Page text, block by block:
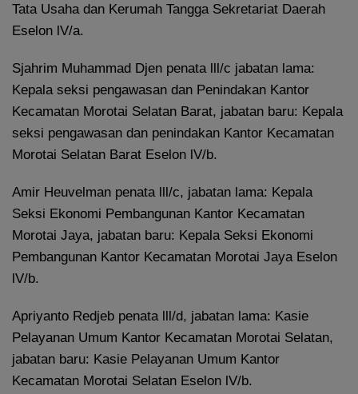
Tata Usaha dan Kerumah Tangga Sekretariat Daerah
Eselon lV/a.
Sjahrim Muhammad Djen penata lll/c jabatan lama:
Kepala seksi pengawasan dan Penindakan Kantor
Kecamatan Morotai Selatan Barat, jabatan baru: Kepala
seksi pengawasan dan penindakan Kantor Kecamatan
Morotai Selatan Barat Eselon lV/b.
Amir Heuvelman penata lll/c, jabatan lama: Kepala
Seksi Ekonomi Pembangunan Kantor Kecamatan
Morotai Jaya, jabatan baru: Kepala Seksi Ekonomi
Pembangunan Kantor Kecamatan Morotai Jaya Eselon
lV/b.
Apriyanto Redjeb penata lll/d, jabatan lama: Kasie
Pelayanan Umum Kantor Kecamatan Morotai Selatan,
jabatan baru: Kasie Pelayanan Umum Kantor
Kecamatan Morotai Selatan Eselon lV/b.